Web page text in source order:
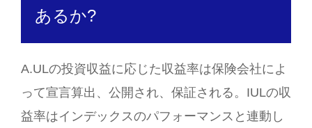
あるか?
A.ULの投資収益に応じた収益率は保険会社によ
って宣言算出、公開され、保証される。IULの収
益率はインデックスのパフォーマンスと連動し